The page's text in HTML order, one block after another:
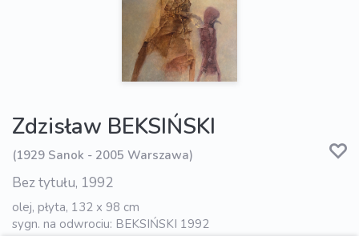
Zdzisław BEKSIŃSKI
(1929 Sanok - 2005 Warszawa)
Bez tytułu, 1992
olej, płyta, 132 x 98 cm
sygn. na odwrociu: BEKSIŃSKI 1992